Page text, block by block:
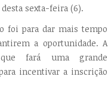
sexta-feira (6).
foi para dar mais tempo
a oportunidade. A
fará uma grande
incentivar a inscrição